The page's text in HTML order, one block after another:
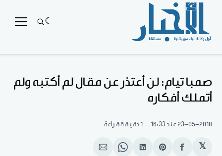
صمبا تيام: لن أعتذر عن مقال لم أكتبه ولم
أتملك أفكاره
23-05-2018عند 16:33 1 دقيقة قراءة
𝕏
انشر
Shareانشر
Shareانشر